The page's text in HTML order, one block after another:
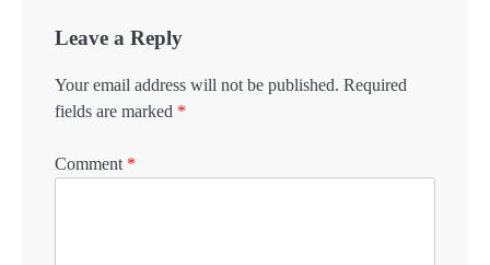
Leave a Reply
Your email address will not be published. Required
fields are marked *
Comment *